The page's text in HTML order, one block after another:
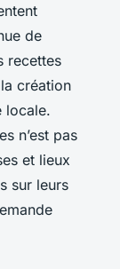
de
recettes
création
locale.
n’est pas
et lieux
sur leurs